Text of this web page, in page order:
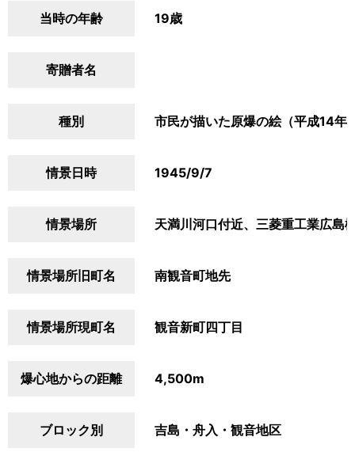
当時の年齢 19歳
寄贈者名
種別 市民が描いた原爆の絵（平成14年
情景日時 1945/9/7
情景場所 天満川河口付近、三菱重工業広島
情景場所旧町名 南観音町地先
情景場所現町名 観音新町四丁目
爆心地からの距離 4,500m
ブロック別 吉島・舟入・観音地区